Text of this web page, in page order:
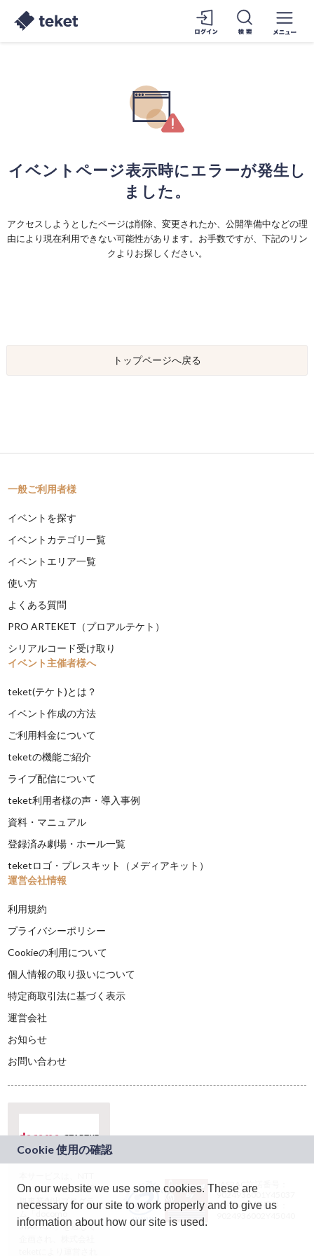
イベントページ表示時にエラーが発生し
ました。
アクセスしようとしたページは削除、変更されたか、公開準備中などの理
由により現在利用できない可能性があります。お手数ですが、下記のリン
クよりお探しください。
トップページへ戻る
一般ご利用者様
イベントを探す
イベントカテゴリ一覧
イベントエリア一覧
使い方
よくある質問
PRO ARTEKET（プロアルテケト）
シリアルコード受け取り
イベント主催者様へ
teket(テケト)とは？
イベント作成の方法
ご利用料金について
teketの機能ご紹介
ライブ配信について
teket利用者様の声・導入事例
資料・マニュアル
登録済み劇場・ホール一覧
teketロゴ・プレスキット（メディアキット）
運営会社情報
利用規約
プライバシーポリシー
Cookieの利用について
個人情報の取り扱いについて
特定商取引法に基づく表示
運営会社
お知らせ
お問い合わせ
ドコモグループの新
規事業創出プログラ
ム「docomo
STARTUP」を通じて
JASRAC許諾番号：
9024936001Y45037
JASRAC許諾番号：
On our website we use some cookies. These are
necessary for our site to work properly and to give us
information about how our site is used.